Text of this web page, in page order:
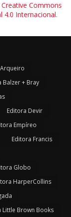
Creative Commons
4.0 Internacional.
Balzer + Bray
Editora Devir
Empíreo
Editora Francis
Globo
HarperCollins
Little Brown Books